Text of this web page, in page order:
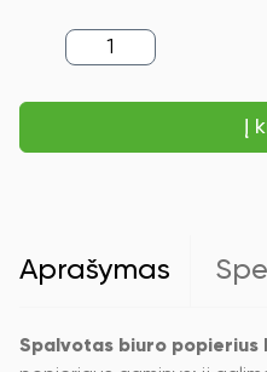
produkto
kiekis:
biuro
IQ
250
lapų
Į
Aprašymas
Spalvotas biuro popierius